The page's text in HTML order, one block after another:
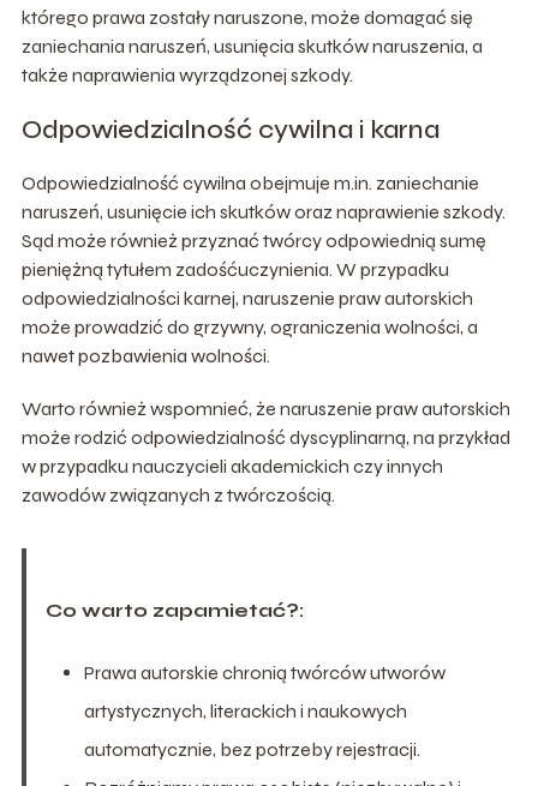
którego prawa zostały naruszone, może domagać się
zaniechania naruszeń, usunięcia skutków naruszenia, a
także naprawienia wyrządzonej szkody.
Odpowiedzialność cywilna i karna
Odpowiedzialność cywilna obejmuje m.in. zaniechanie
naruszeń, usunięcie ich skutków oraz naprawienie szkody.
Sąd może również przyznać twórcy odpowiednią sumę
pieniężną tytułem zadośćuczynienia. W przypadku
odpowiedzialności karnej, naruszenie praw autorskich
może prowadzić do grzywny, ograniczenia wolności, a
nawet pozbawienia wolności.
Warto również wspomnieć, że naruszenie praw autorskich
może rodzić odpowiedzialność dyscyplinarną, na przykład
w przypadku nauczycieli akademickich czy innych
zawodów związanych z twórczością.
Co warto zapamietać?:
Prawa autorskie chronią twórców utworów
artystycznych, literackich i naukowych
automatycznie, bez potrzeby rejestracji.